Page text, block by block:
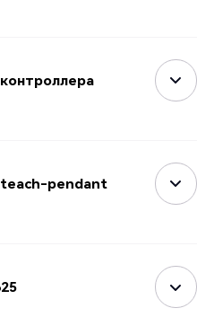
teach-pendant